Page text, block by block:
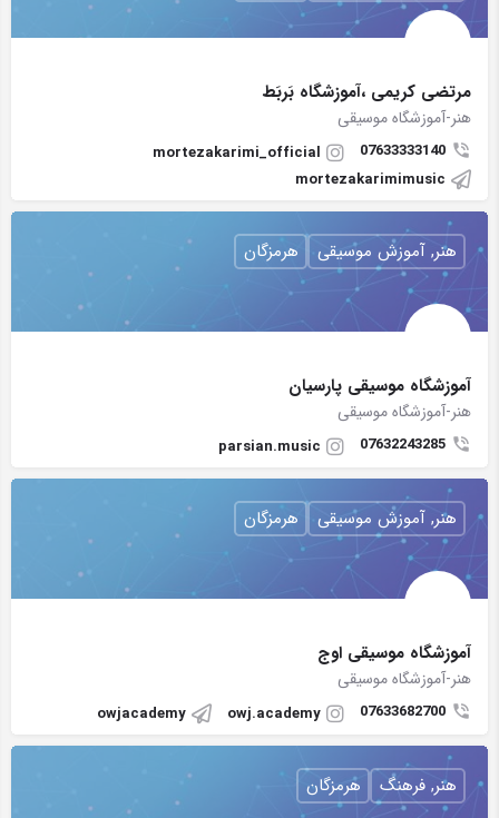
مرتضی کریمی ،آموزشگاه بَربَط
هنر-آموزشگاه موسیقی
07633333140
mortezakarimi_official
mortezakarimimusic
آموزشگاه موسيقى پارسيان
هنر-آموزشگاه موسیقی
07632243285
parsian.music
هنر, آموزش موسیقی هرمزگان
آموزشگاه موسیقی اوج
هنر-آموزشگاه موسیقی
07633682700
owj.academy
owjacademy
هنر, آموزش موسیقی هرمزگان
هنر, فرهنگ هرمزگان